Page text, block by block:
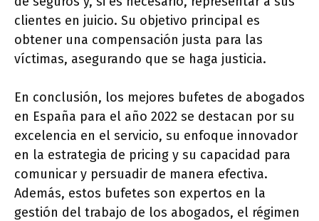
clientes en juicio. Su objetivo principal es
obtener una compensación justa para las
víctimas, asegurando que se haga justicia.
En conclusión, los mejores bufetes de abogados
en España para el año 2022 se destacan por su
excelencia en el servicio, su enfoque innovador
en la estrategia de pricing y su capacidad para
comunicar y persuadir de manera efectiva.
Además, estos bufetes son expertos en la
gestión del trabajo de los abogados, el régimen